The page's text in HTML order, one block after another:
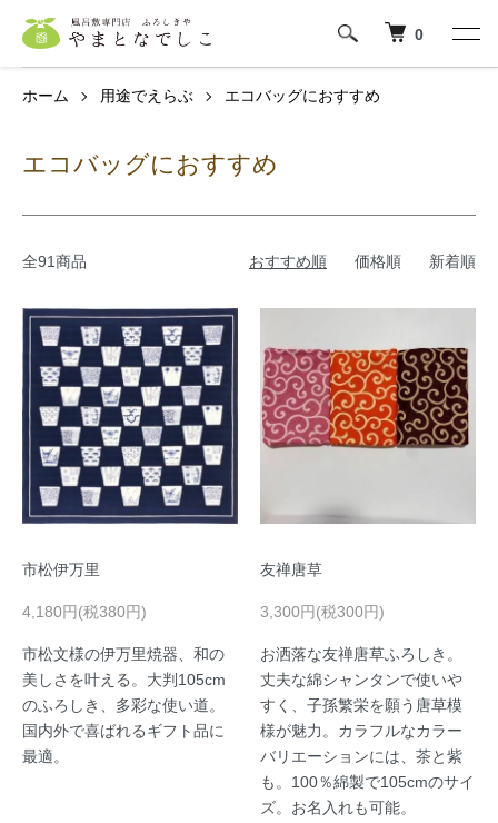
0
ホーム 用途でえらぶ エコバッグにおすすめ
エコバッグにおすすめ
全91商品 おすすめ順 価格順 新着順
市松伊万里
4,180円(税380円)
市松文様の伊万里焼器、和の
美しさを叶える。大判105cm
のふろしき、多彩な使い道。
国内外で喜ばれるギフト品に
最適。
友禅唐草
3,300円(税300円)
お洒落な友禅唐草ふろしき。
丈夫な綿シャンタンで使いや
すく、子孫繁栄を願う唐草模
様が魅力。カラフルなカラー
バリエーションには、茶と紫
も。100％綿製で105cmのサイ
ズ。お名入れも可能。